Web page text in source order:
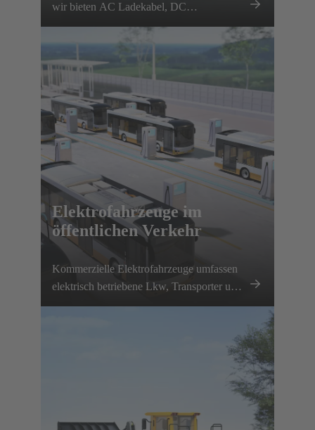
wir bieten AC Ladekabel, DC
Schnittstellen, Magnetsysteme und
innovative Verbindungslösungen.
Elektrofahrzeuge im
öffentlichen Verkehr
Kommerzielle Elektrofahrzeuge umfassen
elektrisch betriebene Lkw, Transporter und
Busse. Dank planbarer Routen und lokaler
Elektrifizierung vorangetrieben. HARTING